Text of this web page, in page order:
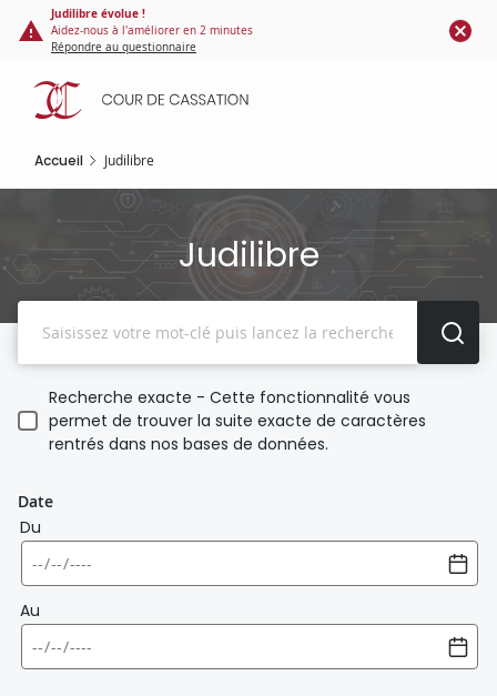
Panneau de gestion des cookies
contenu
principal
Judilibre évolue !
Aidez-nous à l'améliorer en 2 minutes
Répondre au questionnaire
Accueil Judilibre
Judilibre
Recherche exacte - Cette fonctionnalité vous
permet de trouver la suite exacte de caractères
rentrés dans nos bases de données.
Date
Du
Au